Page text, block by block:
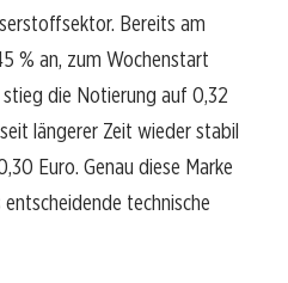
Bereits am
% an, zum Wochenstart
die Notierung auf 0,32
längerer Zeit wieder stabil
Euro. Genau diese Marke
technische